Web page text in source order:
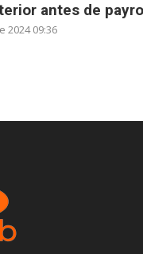
antes de
2024 09:36